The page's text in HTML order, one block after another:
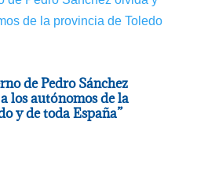
de Pedro Sánchez
los autónomos de la
y de toda España”